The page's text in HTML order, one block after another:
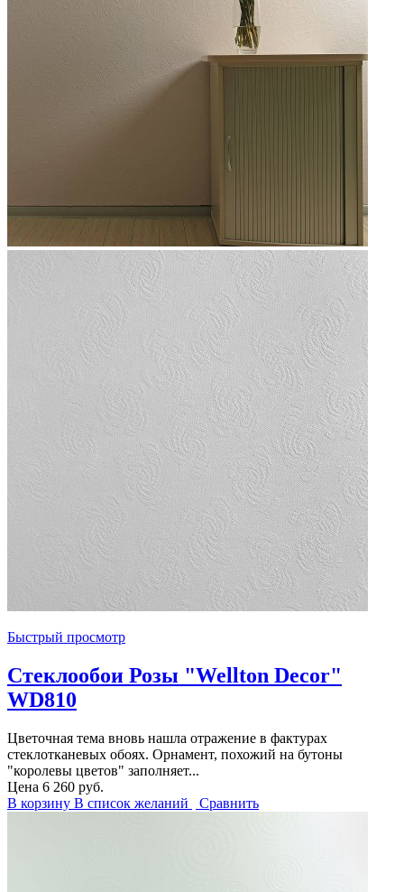
Быстрый просмотр
Стеклообои Розы "Wellton Decor"
WD810
Цветочная тема вновь нашла отражение в фактурах
стеклотканевых обоях. Орнамент, похожий на бутоны
"королевы цветов" заполняет...
Цена 6 260 руб.
В корзину В список желаний Сравнить